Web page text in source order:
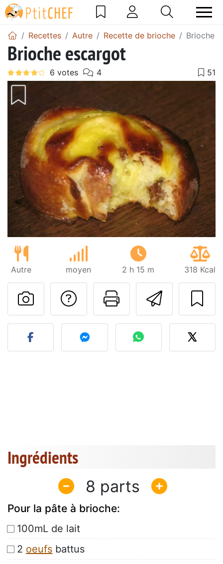
Recettes Autre Recette de brioche Brioche
Brioche escargot
Autre moyen 2 h 15 m 318 Kcal
Imprimer
Poser une
Publier votre photo de
Ingrédients
8
Pour la pâte à brioche:
100mL de lait
2 oeufs battus